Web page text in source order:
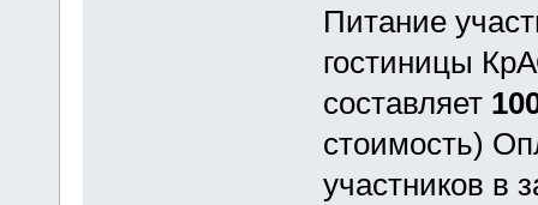
Питание
гостиницы
составляет
стоимость)
участников в